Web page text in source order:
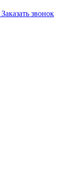
Заказать звонок